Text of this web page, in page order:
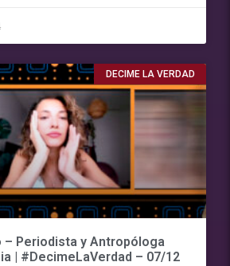
DECIME LA VERDAD
– Periodista y Antropóloga
| #DecimeLaVerdad – 07/12